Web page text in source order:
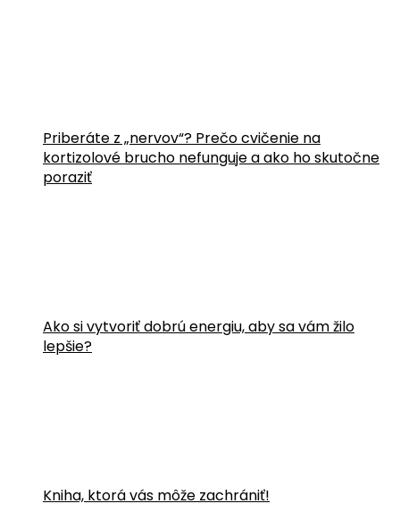
Priberáte z „nervov“? Prečo cvičenie na
kortizolové brucho nefunguje a ako ho skutočne
poraziť
Ako si vytvoriť dobrú energiu, aby sa vám žilo
lepšie?
Kniha, ktorá vás môže zachrániť!